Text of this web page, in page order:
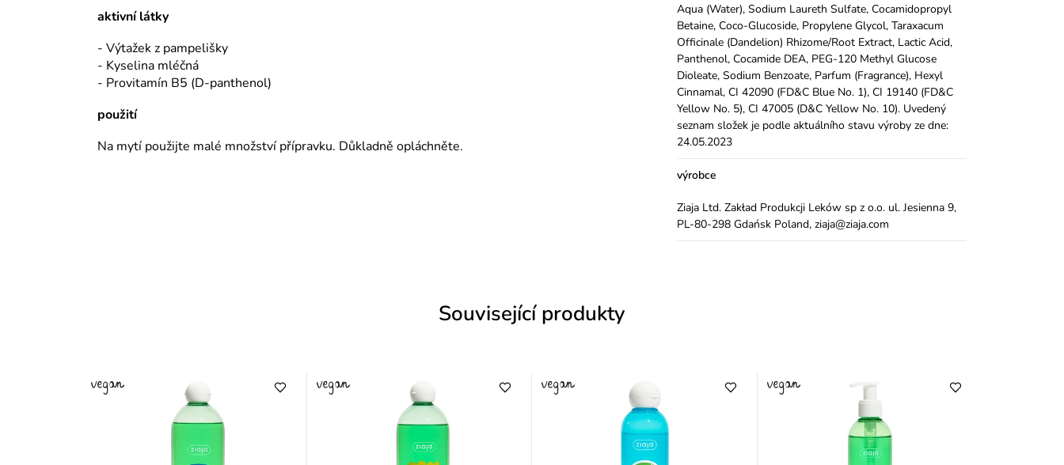
aktivní látky
- Výtažek z pampelišky
- Kyselina mléčná
- Provitamín B5 (D-panthenol)
použití
Na mytí použijte malé množství přípravku. Důkladně opláchněte.
Aqua (Water), Sodium Laureth Sulfate, Cocamidopropyl
Betaine, Coco-Glucoside, Propylene Glycol, Taraxacum
Officinale (Dandelion) Rhizome/Root Extract, Lactic Acid,
Panthenol, Cocamide DEA, PEG-120 Methyl Glucose
Dioleate, Sodium Benzoate, Parfum (Fragrance), Hexyl
Cinnamal, CI 42090 (FD&C Blue No. 1), CI 19140 (FD&C
Yellow No. 5), CI 47005 (D&C Yellow No. 10). Uvedený
seznam složek je podle aktuálního stavu výroby ze dne:
24.05.2023
výrobce
Ziaja Ltd. Zakład Produkcji Leków sp z o.o. ul. Jesienna 9,
PL-80-298 Gdańsk Poland, ziaja@ziaja.com
Související produkty